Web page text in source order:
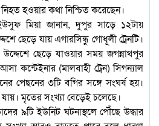
হওয়ার কথা নিশ্চিত করেছেন।
মিয়া জানান, দুপুর সাড়ে ১২টায়
ছেড়ে যায় এগারসিন্ধু গোধূলী ট্রেনটি।
ছেড়ে যাওয়ার সময় জগন্নাথপুর
কন্টেইনার (মালবাহী ট্রেন) সিগন্যাল
পেছনের ৩টি বগির সঙ্গে সংঘর্ষ হয়।
মৃতের সংখ্যা বেড়েই চলেছে।
৯টি ইউনিট ঘটনাস্থলে পৌঁছে উদ্ধার